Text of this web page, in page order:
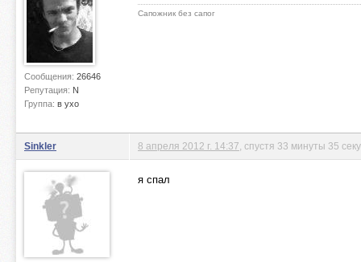
Сообщения: 26646
Репутация: N
Группа: в ухо
Сапожник без сапог
Sinkler 8 апреля 2012 г. 14:37 , спустя 33 минуты 35
я спал